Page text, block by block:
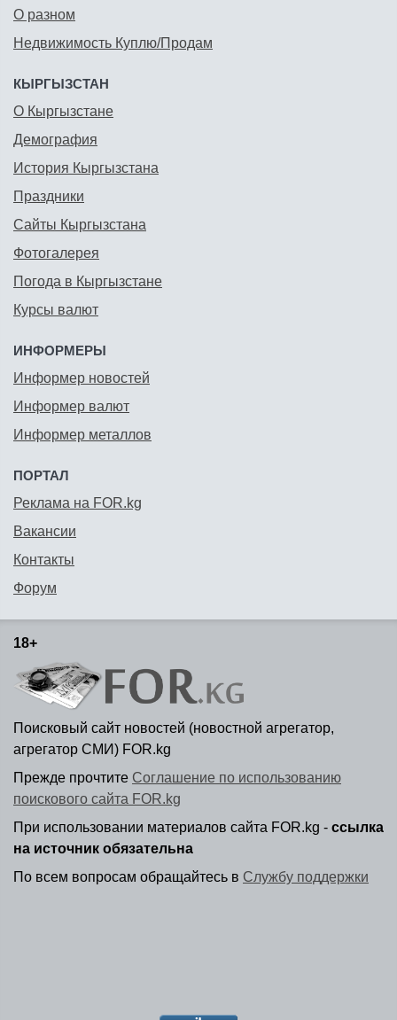
О разном
Недвижимость Куплю/Продам
КЫРГЫЗСТАН
О Кыргызстане
Демография
История Кыргызстана
Праздники
Сайты Кыргызстана
Фотогалерея
Погода в Кыргызстане
Курсы валют
ИНФОРМЕРЫ
Информер новостей
Информер валют
Информер металлов
ПОРТАЛ
Реклама на FOR.kg
Вакансии
Контакты
Форум
18+
Поисковый сайт новостей (новостной агрегатор,
агрегатор СМИ) FOR.kg
Прежде прочтите Соглашение по использованию
поискового сайта FOR.kg
При использовании материалов сайта FOR.kg - ссылка
на источник обязательна
По всем вопросам обращайтесь в Службу поддержки